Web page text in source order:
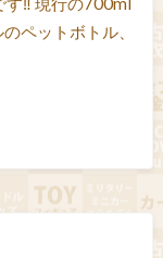
ペットボトル、